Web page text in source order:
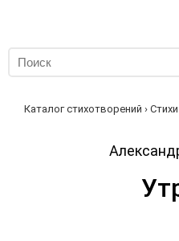
Каталог стихотворений ›